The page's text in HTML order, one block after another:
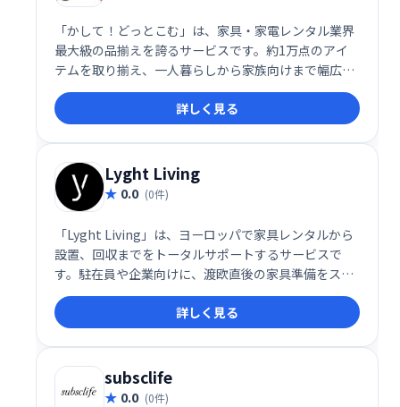
「かして！どっとこむ」は、家具・家電レンタル業界
最大級の品揃えを誇るサービスです。約1万点のアイ
テムを取り揃え、一人暮らしから家族向けまで幅広い
ニーズに対応します。特に、中古家電4点セット2年間
レンタルなら1日約87円と、業界トップクラスのコス
トパフォーマンスを実現。手軽に、そして経済的に家
具・家電をレンタルできます。
詳しく見る
Lyght Living
0.0 (0件)
「Lyght Living」は、ヨーロッパで家具レンタルから
設置、回収までをトータルサポートするサービスで
す。駐在員や企業向けに、渡欧直後の家具準備をスム
ーズにします。家具の手配、組み立て、設置、回収ま
でを全て代行するため、時間と手間を大幅に削減。快
適な生活環境を迅速に整えたい方におすすめです。ヨ
ーロッパでの家具レンタルならLyght Livingにご相談
ください。
詳しく見る
subsclife
0.0 (0件)